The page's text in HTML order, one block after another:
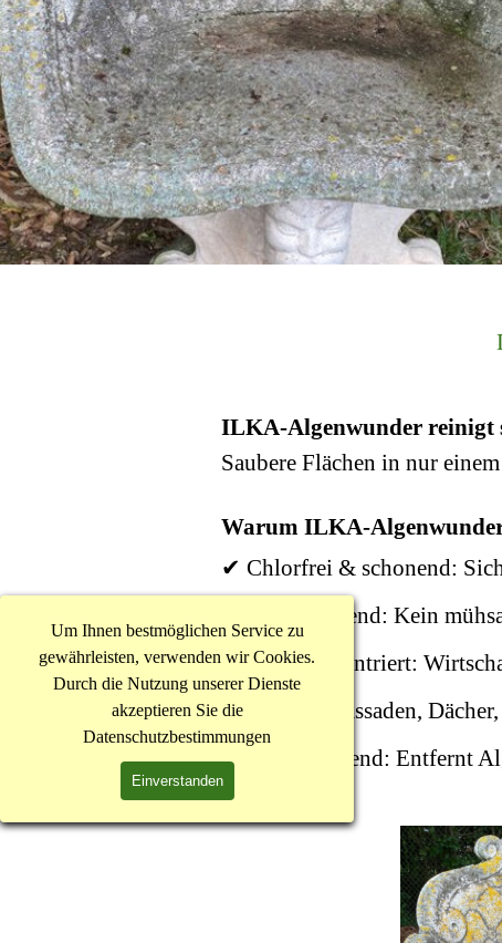
Um Ihnen bestmöglichen Service zu
gewährleisten, verwenden wir Cookies.
Durch die Nutzung unserer Dienste
akzeptieren Sie die
Datenschutzbestimmungen
Einverstanden
ILKA-Algenwunder reinigt
Saubere Flächen in nur
Warum ILKA-
✔ Chlorfrei & schonend:
✔ Selbstwirkend: Kein
✔ Hochkonzentriert:
✔
Ideal für Fassaden,
✔ Desinfizierend: Entfernt